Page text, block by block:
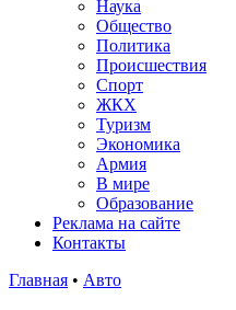
Наука
Общество
Политика
Происшествия
Спорт
ЖКХ
Туризм
Экономика
Армия
В мире
Образование
Реклама на сайте
Контакты
Главная • Авто